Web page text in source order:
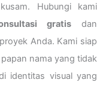
Hubungi kami
gratis dan
Anda. Kami siap
nama yang tidak
identitas visual yang